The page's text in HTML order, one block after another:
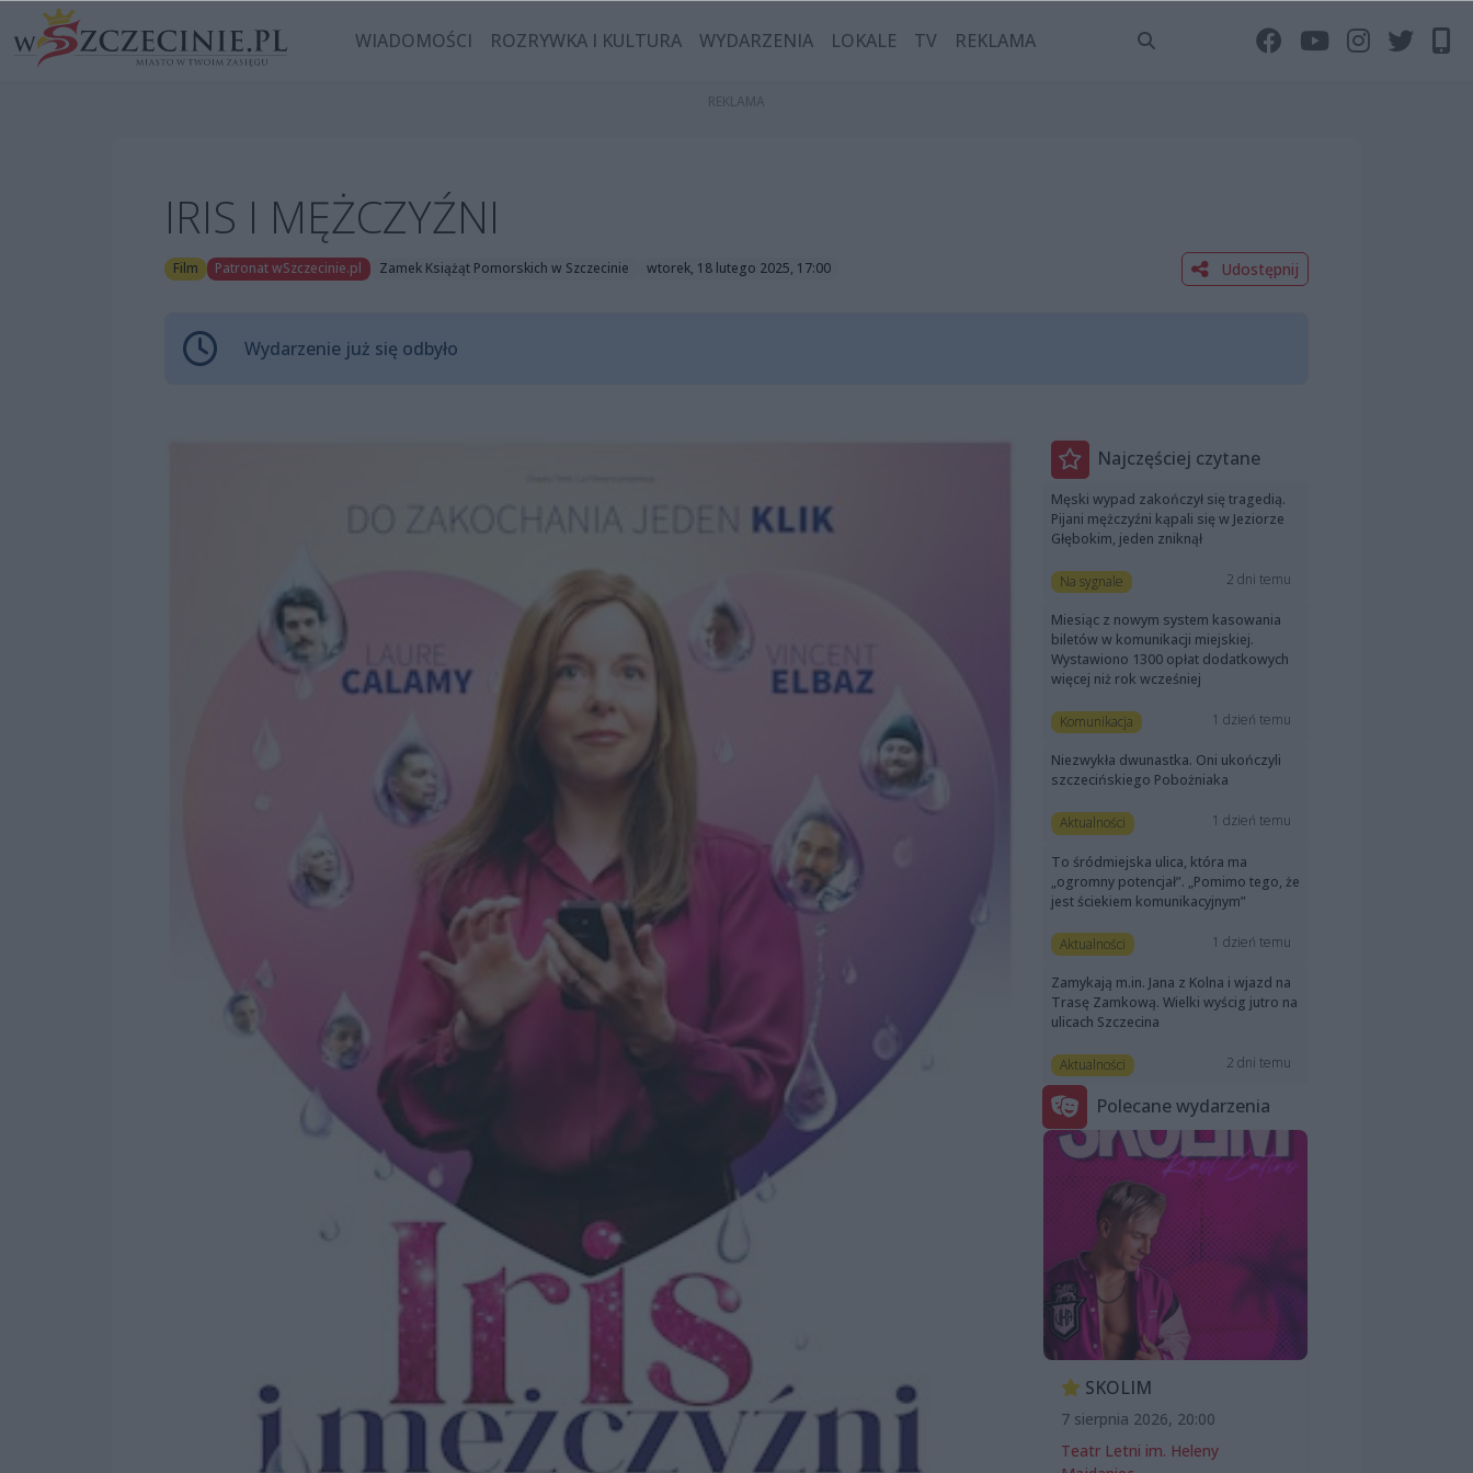
WIADOMOŚCI ROZRYWKA I KULTURA WYDARZENIA LOKALE TV REKLAMA
IRIS I MĘŻCZYŹNI
Film Patronat wSzczecinie.pl Zamek Książąt Pomorskich w Szczecinie wtorek, 18 lutego 2025, 17:00 Udostępnij
Wydarzenie już się odbyło
Najczęściej czytane
Męski wypad zakończył się tragedią.
Pijani mężczyźni kąpali się w Jeziorze
Głębokim, jeden zniknął
Na sygnale 2 dni temu
Miesiąc z nowym system kasowania
biletów w komunikacji miejskiej.
Wystawiono 1300 opłat dodatkowych
więcej niż rok wcześniej
Komunikacja 1 dzień temu
Niezwykła dwunastka. Oni ukończyli
szczecińskiego Pobożniaka
Aktualności 1 dzień temu
To śródmiejska ulica, która ma
„ogromny potencjał”. „Pomimo tego, że
jest ściekiem komunikacyjnym”
Aktualności 1 dzień temu
Zamykają m.in. Jana z Kolna i wjazd na
Trasę Zamkową. Wielki wyścig jutro na
ulicach Szczecina
Aktualności 2 dni temu
Polecane wydarzenia
SKOLIM
7 sierpnia 2026, 20:00
Teatr Letni im. Heleny